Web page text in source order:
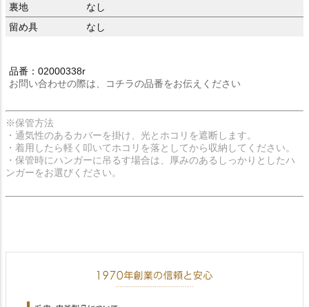
裏地
なし
留め具
なし
品番：02000338r
お問い合わせの際は、コチラの品番をお伝えください
※保管方法
・通気性のあるカバーを掛け、光とホコリを遮断します。
・着用したら軽く叩いてホコリを落としてから収納してください。
・保管時にハンガーに吊るす場合は、厚みのあるしっかりとしたハ
ンガーをお選びください。